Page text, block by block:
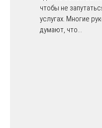
чтобы не
услугах. Многие
думают, что...